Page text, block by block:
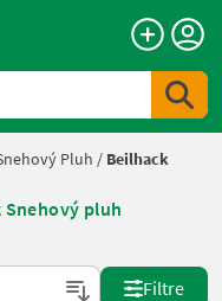
Pluh / Beilhack
pluh
Filtre